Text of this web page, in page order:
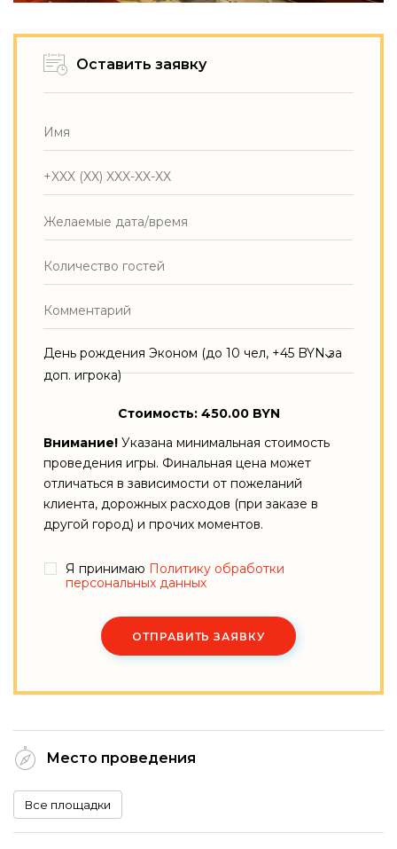
Оставить заявку
День рождения Эконом (до 10 чел, +45 BYN за
доп. игрока)
Стоимость: 450.00 BYN
Внимание! Указана минимальная стоимость
проведения игры. Финальная цена может
отличаться в зависимости от пожеланий
клиента, дорожных расходов (при заказе в
другой город) и прочих моментов.
Я принимаю Политику обработки
персональных данных
ОТПРАВИТЬ ЗАЯВКУ
Место проведения
Все площадки